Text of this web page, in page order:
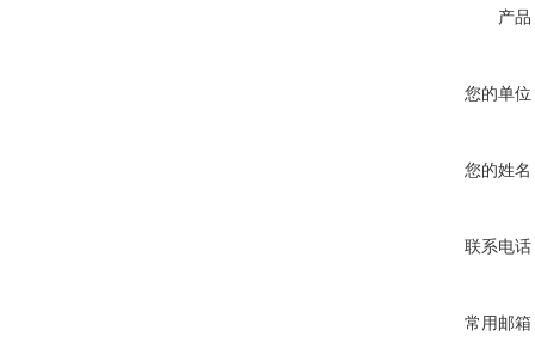
产品
您的单位
您的姓名
联系电话
常用邮箱